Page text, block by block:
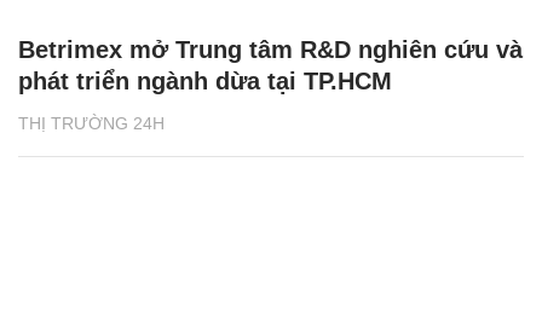
THỊ TRƯỜNG 24H
Betrimex mở Trung tâm R&D nghiên cứu và
phát triển ngành dừa tại TP.HCM